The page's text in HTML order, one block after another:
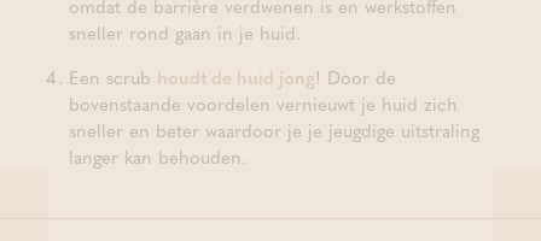
omdat de barrière verdwenen is en werkstoffen
sneller rond gaan in je huid.
Een scrub houdt de huid jong! Door de
bovenstaande voordelen vernieuwt je huid zich
sneller en beter waardoor je je jeugdige uitstraling
langer kan behouden.